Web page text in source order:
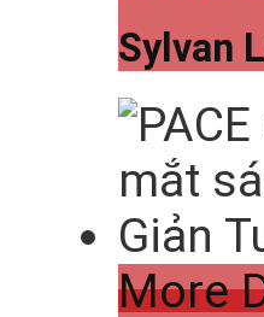
Sylvan
More